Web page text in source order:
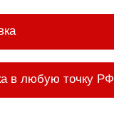
в любую точку РФ